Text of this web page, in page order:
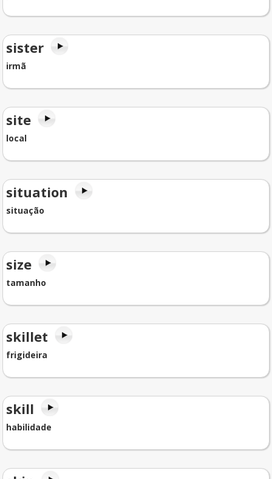
sister
irmã
site
local
situation
situação
size
tamanho
skillet
frigideira
skill
habilidade